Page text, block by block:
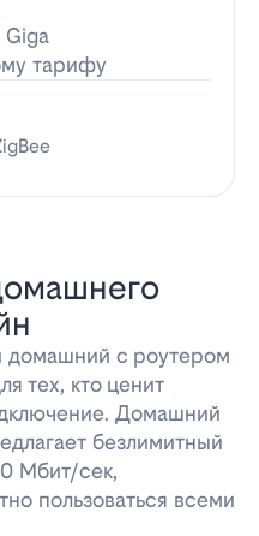
тарифу
домашний с роутером
тех, кто ценит
Домашний
безлимитный
Мбит/сек,
пользоваться всеми